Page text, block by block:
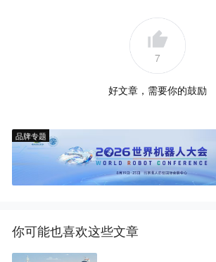
7
好文章，需要你的鼓励
品牌专题
你可能也喜欢这些文章